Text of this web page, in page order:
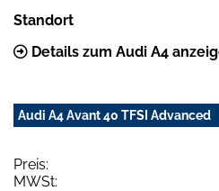
Standort
Details zum Audi A4
Audi A4 Avant 40 TFSI Advanced
Preis:
MWSt: